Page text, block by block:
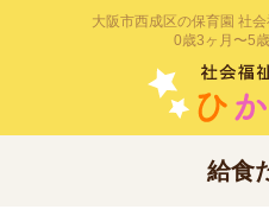
大阪市西成区の保育園 社
0歳3ヶ月〜5
給食